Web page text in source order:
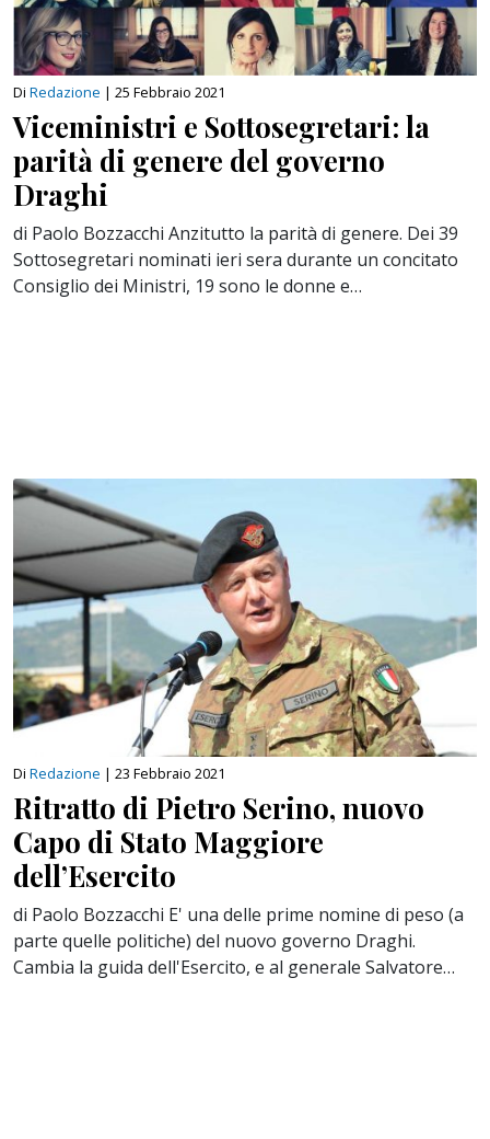
Di Redazione | 25 Febbraio 2021
Viceministri e Sottosegretari: la
parità di genere del governo
Draghi
di Paolo Bozzacchi Anzitutto la parità di genere. Dei 39
Sottosegretari nominati ieri sera durante un concitato
Consiglio dei Ministri, 19 sono le donne e…
Di Redazione | 23 Febbraio 2021
Ritratto di Pietro Serino, nuovo
Capo di Stato Maggiore
dell’Esercito
di Paolo Bozzacchi E' una delle prime nomine di peso (a
parte quelle politiche) del nuovo governo Draghi.
Cambia la guida dell'Esercito, e al generale Salvatore…